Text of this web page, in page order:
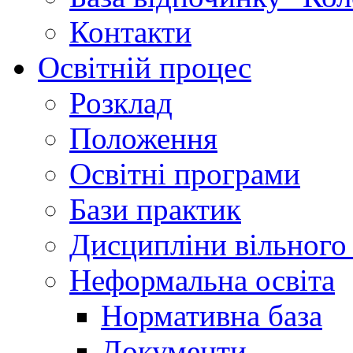
Контакти
Освітній процес
Розклад
Положення
Освітні програми
Бази практик
Дисципліни
Неформальна освіта
Нормативна база